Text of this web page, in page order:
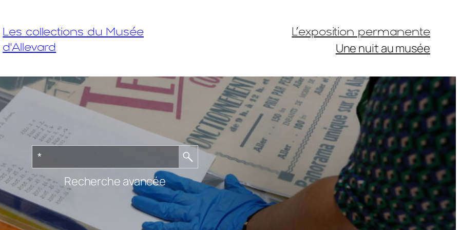
Les collections du Musée
d'Allevard
L’exposition permanente
Une nuit au musée
Recherche avancée